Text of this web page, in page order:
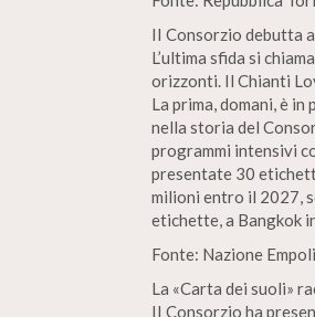
II Consorzio debutta
L’ultima sfida si
orizzonti. Il Chianti
La prima, domani, è
nella storia del
programmi intensivi
presentate 30
milioni entro il 2027,
etichette, a Bangkok
Fonte: Nazione
La «Carta dei suoli»
II Consorzio ha